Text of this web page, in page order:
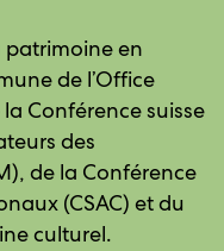
patrimoine en
de l’Office
Conférence suisse
des
de la Conférence
(CSAC) et du
culturel.